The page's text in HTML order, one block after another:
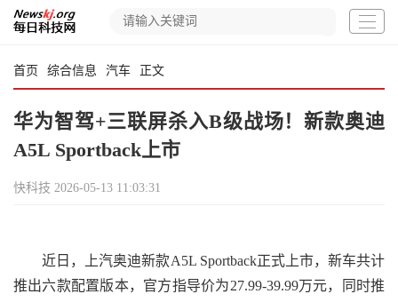
首页 综合信息 汽车 正文
华为智驾+三联屏杀入B级战场！新款奥迪
A5L Sportback上市
快科技 2026-05-13 11:03:31
近日，上汽奥迪新款A5L Sportback正式上市，新车共计
推出六款配置版本，官方指导价为27.99-39.99万元，同时推